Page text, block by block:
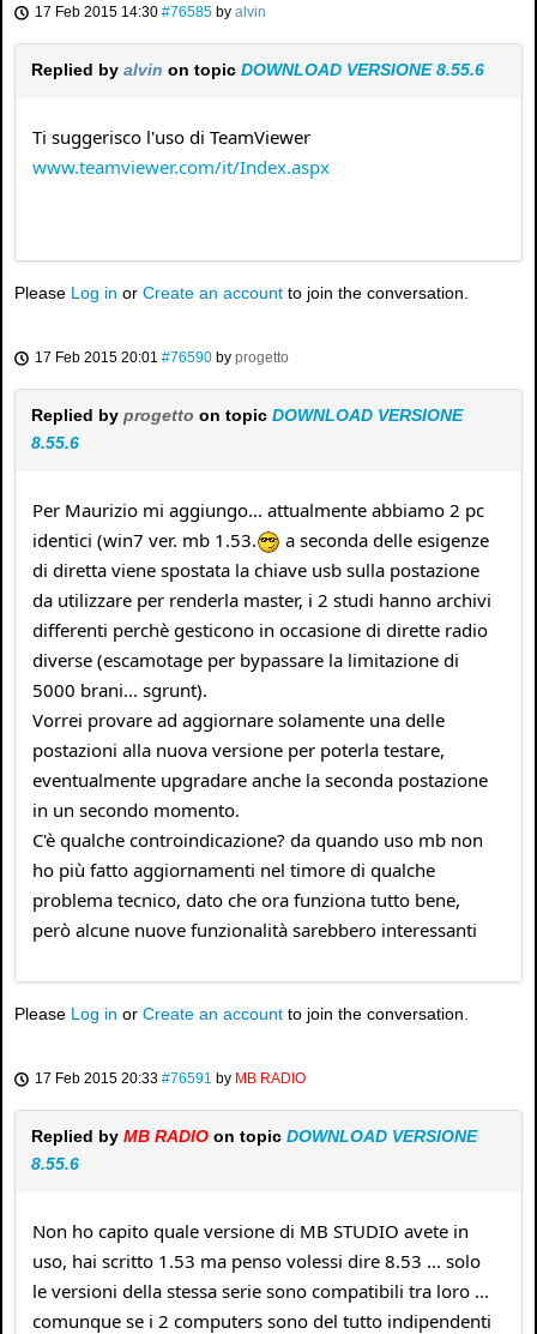
17 Feb 2015 14:30 #76585 by alvin
Replied by alvin on topic DOWNLOAD VERSIONE 8.55.6
Ti suggerisco l'uso di TeamViewer
www.teamviewer.com/it/Index.aspx
Please Log in or Create an account to join the conversation.
17 Feb 2015 20:01 #76590 by progetto
Replied by progetto on topic DOWNLOAD VERSIONE
8.55.6
Per Maurizio mi aggiungo... attualmente abbiamo 2 pc
identici (win7 ver. mb 1.53.
a seconda delle esigenze
di diretta viene spostata la chiave usb sulla postazione
da utilizzare per renderla master, i 2 studi hanno archivi
differenti perchè gesticono in occasione di dirette radio
diverse (escamotage per bypassare la limitazione di
5000 brani... sgrunt).
Vorrei provare ad aggiornare solamente una delle
postazioni alla nuova versione per poterla testare,
eventualmente upgradare anche la seconda postazione
in un secondo momento.
C'è qualche controindicazione? da quando uso mb non
ho più fatto aggiornamenti nel timore di qualche
problema tecnico, dato che ora funziona tutto bene,
però alcune nuove funzionalità sarebbero interessanti
Please Log in or Create an account to join the conversation.
17 Feb 2015 20:33 #76591 by MB RADIO
Replied by MB RADIO on topic DOWNLOAD VERSIONE
8.55.6
Non ho capito quale versione di MB STUDIO avete in
uso, hai scritto 1.53 ma penso volessi dire 8.53 ... solo
le versioni della stessa serie sono compatibili tra loro ...
comunque se i 2 computers sono del tutto indipendenti